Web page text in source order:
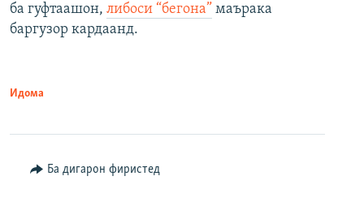
ба гуфтаашон, либоси “бегона” маърака
баргузор кардаанд.
Идома
Ба дигарон фиристед